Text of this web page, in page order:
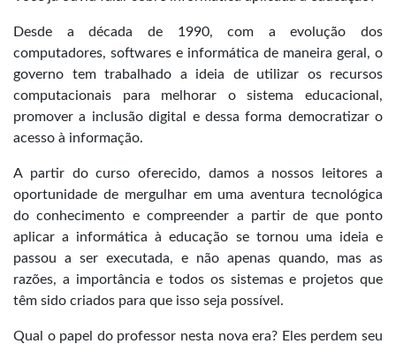
Desde a década de 1990, com a evolução dos
computadores, softwares e informática de maneira geral, o
governo tem trabalhado a ideia de utilizar os recursos
computacionais para melhorar o sistema educacional,
promover a inclusão digital e dessa forma democratizar o
acesso à informação.
A partir do curso oferecido, damos a nossos leitores a
oportunidade de mergulhar em uma aventura tecnológica
do conhecimento e compreender a partir de que ponto
aplicar a informática à educação se tornou uma ideia e
passou a ser executada, e não apenas quando, mas as
razões, a importância e todos os sistemas e projetos que
têm sido criados para que isso seja possível.
Qual o papel do professor nesta nova era? Eles perdem seu